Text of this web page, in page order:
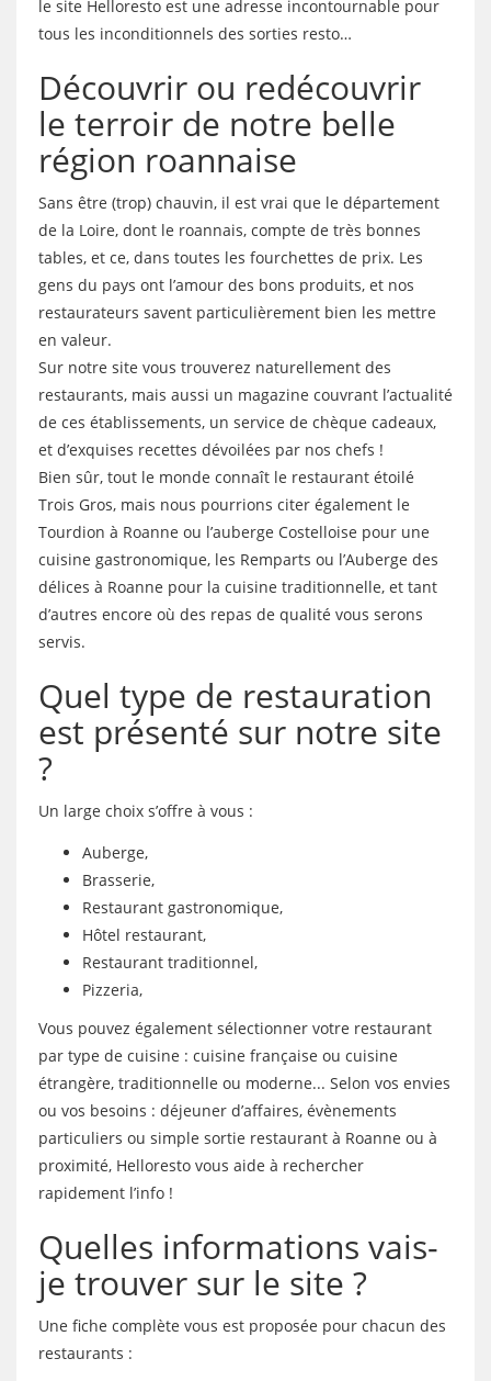
le site Helloresto est une adresse incontournable pour
tous les inconditionnels des sorties resto…
Découvrir ou redécouvrir
le terroir de notre belle
région roannaise
Sans être (trop) chauvin, il est vrai que le département
de la Loire, dont le roannais, compte de très bonnes
tables, et ce, dans toutes les fourchettes de prix. Les
gens du pays ont l’amour des bons produits, et nos
restaurateurs savent particulièrement bien les mettre
en valeur.
Sur notre site vous trouverez naturellement des
restaurants, mais aussi un magazine couvrant l’actualité
de ces établissements, un service de chèque cadeaux,
et d’exquises recettes dévoilées par nos chefs !
Bien sûr, tout le monde connaît le restaurant étoilé
Trois Gros, mais nous pourrions citer également le
Tourdion à Roanne ou l’auberge Costelloise pour une
cuisine gastronomique, les Remparts ou l’Auberge des
délices à Roanne pour la cuisine traditionnelle, et tant
d’autres encore où des repas de qualité vous serons
servis.
Quel type de restauration
est présenté sur notre site
?
Un large choix s’offre à vous :
Auberge,
Brasserie,
Restaurant gastronomique,
Hôtel restaurant,
Restaurant traditionnel,
Pizzeria,
Vous pouvez également sélectionner votre restaurant
par type de cuisine : cuisine française ou cuisine
étrangère, traditionnelle ou moderne... Selon vos envies
ou vos besoins : déjeuner d’affaires, évènements
particuliers ou simple sortie restaurant à Roanne ou à
proximité, Helloresto vous aide à rechercher
rapidement l’info !
Quelles informations vais-
je trouver sur le site ?
Une fiche complète vous est proposée pour chacun des
restaurants :